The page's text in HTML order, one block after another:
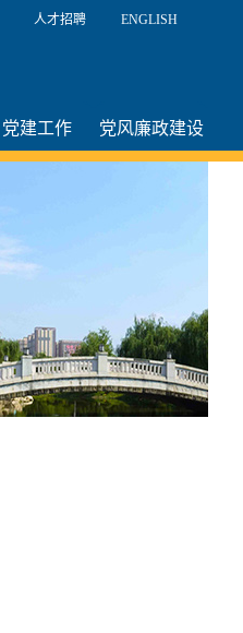
ENGLISH
人才招聘
党建工作 党风廉政建设